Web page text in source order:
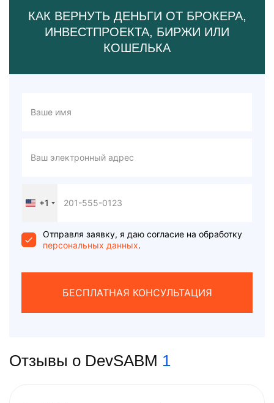
КАК ВЕРНУТЬ ДЕНЬГИ ОТ БРОКЕРА,
ИНВЕСТПРОЕКТА, БИРЖИ ИЛИ
КОШЕЛЬКА
United
+1
+1
Отправля заявку, я даю согласие на обработку
персональных данных.
БЕСПЛАТНАЯ КОНСУЛЬТАЦИЯ
Отзывы о DevSABM 1